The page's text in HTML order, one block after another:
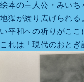
絵本の主人公・みい
地獄が繰り広げられ
い平和への祈りがここ
これは「現代のおとぎ